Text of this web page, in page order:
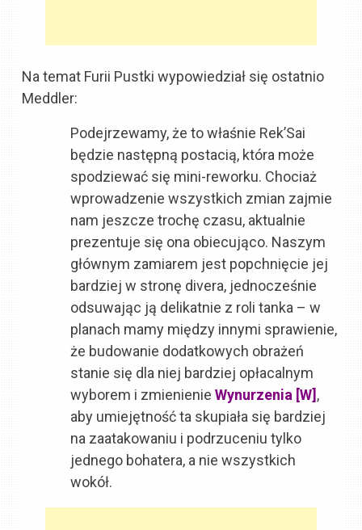
Na temat Furii Pustki wypowiedział się ostatnio
Meddler:
Podejrzewamy, że to właśnie Rek’Sai
będzie następną postacią, która może
spodziewać się mini-reworku. Chociaż
wprowadzenie wszystkich zmian zajmie
nam jeszcze trochę czasu, aktualnie
prezentuje się ona obiecująco. Naszym
głównym zamiarem jest popchnięcie jej
bardziej w stronę divera, jednocześnie
odsuwając ją delikatnie z roli tanka – w
planach mamy między innymi sprawienie,
że budowanie dodatkowych obrażeń
stanie się dla niej bardziej opłacalnym
wyborem i zmienienieWynurzenia [W] ,
aby umiejętność ta skupiała się bardziej
na zaatakowaniu i podrzuceniu tylko
jednego bohatera, a nie wszystkich
wokół.